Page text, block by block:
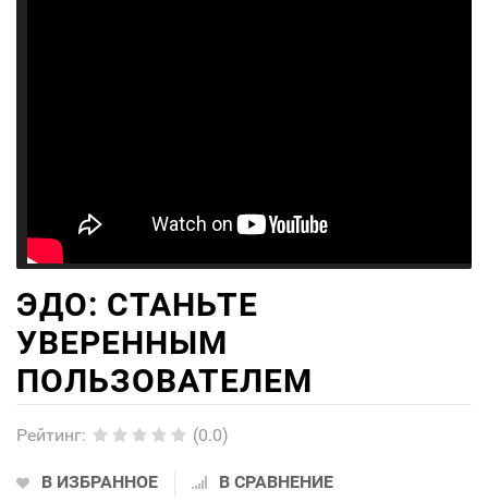
ЭДО: СТАНЬТЕ
УВЕРЕННЫМ
ПОЛЬЗОВАТЕЛЕМ
Рейтинг: (0.0)
В ИЗБРАННОЕ В СРАВНЕНИЕ